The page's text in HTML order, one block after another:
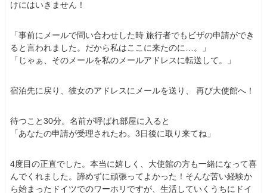
けにはいきません！
「事前にメールで問い合わせした時 旅行者でもビザの申請ができ
ると言われました。だから私はここに来たのに…。」
「じゃぁ、そのメールを私のメールアドレスに転送して。」
宿泊先に戻り、彼女のアドレスにメールを送り、 再び大使館へ！
待つこと30分。名前が呼ばれ部屋に入ると
「あなたの申請が受理されたわ。3日後に取り来てね」
4度目の正直でした。本当に嬉しく、大使館の方も一緒になって喜
んでくれました。諦めずに頑張ってよかった！そんな苦い経験か
ら始まったドイツでのワーホリですが、生活していくうちにドイ